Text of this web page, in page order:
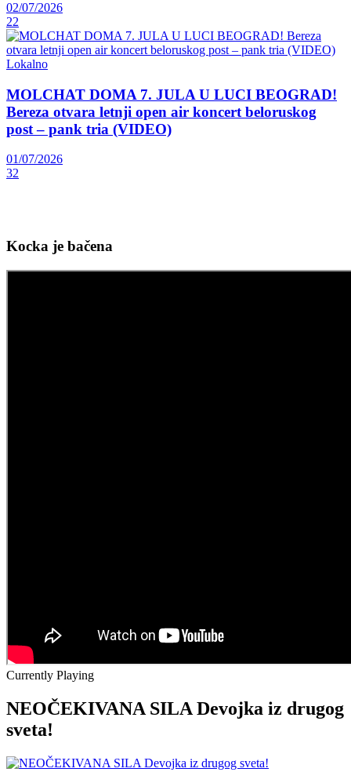
02/07/2026
22
Lokalno
MOLCHAT DOMA 7. JULA U LUCI BEOGRAD!
Bereza otvara letnji open air koncert beloruskog
post – pank tria (VIDEO)
01/07/2026
32
Kocka je bačena
Currently Playing
NEOČEKIVANA SILA Devojka iz drugog
sveta!